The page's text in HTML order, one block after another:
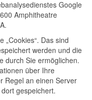
Google
Amphitheatre
„Cookies“. Das sind
werden und die
durch Sie ermöglichen.
über Ihre
Regel an einen Server
gespeichert.